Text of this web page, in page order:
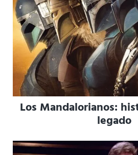
Los Mandalorianos:
legado